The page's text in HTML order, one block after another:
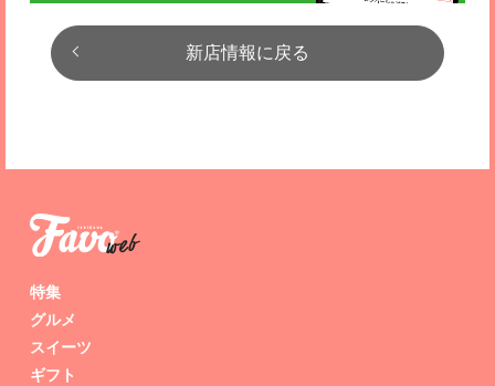
新店情報に戻る
特集
グルメ
スイーツ
ギフト